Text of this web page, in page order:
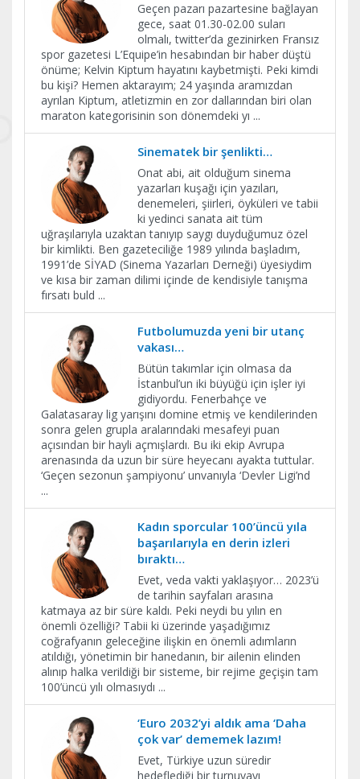
Geçen pazarı pazartesine bağlayan
gece, saat 01.30-02.00 suları
olmalı, twitter’da gezinirken Fransız
spor gazetesi L’Equipe’in hesabından bir haber düştü
önüme; Kelvin Kiptum hayatını kaybetmişti. Peki kimdi
bu kişi? Hemen aktarayım; 24 yaşında aramızdan
ayrılan Kiptum, atletizmin en zor dallarından biri olan
maraton kategorisinin son dönemdeki yı ...
Sinematek bir şenlikti…
Onat abi, ait olduğum sinema
yazarları kuşağı için yazıları,
denemeleri, şiirleri, öyküleri ve tabii
ki yedinci sanata ait tüm
uğraşılarıyla uzaktan tanıyıp saygı duyduğumuz özel
bir kimlikti. Ben gazeteciliğe 1989 yılında başladım,
1991’de SİYAD (Sinema Yazarları Derneği) üyesiydim
ve kısa bir zaman dilimi içinde de kendisiyle tanışma
fırsatı buld ...
Futbolumuzda yeni bir utanç
vakası…
Bütün takımlar için olmasa da
İstanbul’un iki büyüğü için işler iyi
gidiyordu. Fenerbahçe ve
Galatasaray lig yarışını domine etmiş ve kendilerinden
sonra gelen grupla aralarındaki mesafeyi puan
açısından bir hayli açmışlardı. Bu iki ekip Avrupa
arenasında da uzun bir süre heyecanı ayakta tuttular.
‘Geçen sezonun şampiyonu’ unvanıyla ‘Devler Ligi’nd
...
Kadın sporcular 100’üncü yıla
başarılarıyla en derin izleri
bıraktı…
Evet, veda vakti yaklaşıyor… 2023’ü
de tarihin sayfaları arasına
katmaya az bir süre kaldı. Peki neydi bu yılın en
önemli özelliği? Tabii ki üzerinde yaşadığımız
coğrafyanın geleceğine ilişkin en önemli adımların
atıldığı, yönetimin bir hanedanın, bir ailenin elinden
alınıp halka verildiği bir sisteme, bir rejime geçişin tam
100’üncü yılı olmasıydı ...
‘Euro 2032’yi aldık ama ‘Daha
çok var’ dememek lazım!
Evet, Türkiye uzun süredir
hedeflediği bir turnuvayı